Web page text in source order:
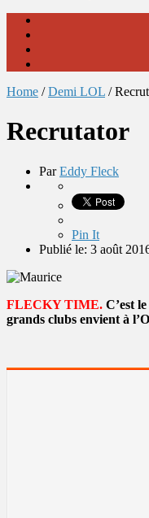
Home /Demi LOL /
Recrutator
ParEddy Fleck
Pin It
Publié le: 3 août
FLECKY TIME. C’est
grands clubs envient à